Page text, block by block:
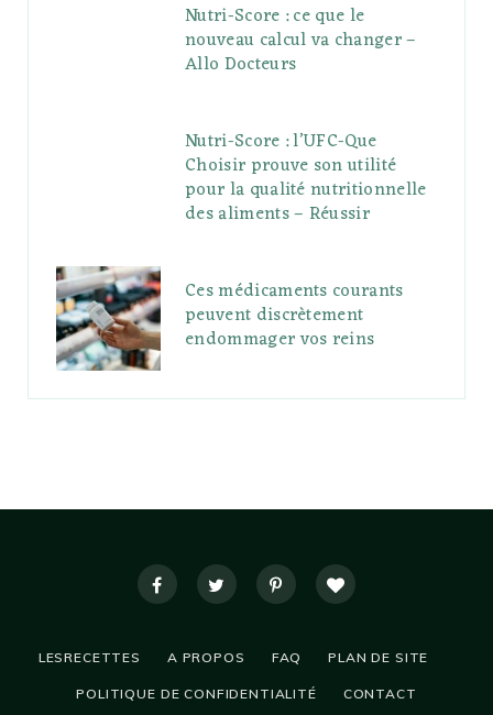
Nutri-Score : ce que le
nouveau calcul va changer –
Allo Docteurs
Nutri-Score : l’UFC-Que
Choisir prouve son utilité
pour la qualité nutritionnelle
des aliments – Réussir
Ces médicaments courants
peuvent discrètement
endommager vos reins
LESRECETTES A PROPOS FAQ PLAN DE SITE
POLITIQUE DE CONFIDENTIALITÉ CONTACT